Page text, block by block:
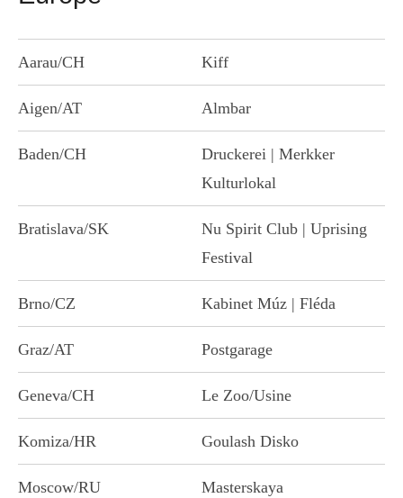
Aarau/CH Kiff
Aigen/AT Almbar
Baden/CH
Druckerei | Merkker
Kulturlokal
Bratislava/SK
Nu Spirit Club | Uprising
Festival
Brno/CZ Kabinet Múz | Fléda
Graz/AT Postgarage
Geneva/CH Le Zoo/Usine
Komiza/HR Goulash Disko
Moscow/RU Masterskaya